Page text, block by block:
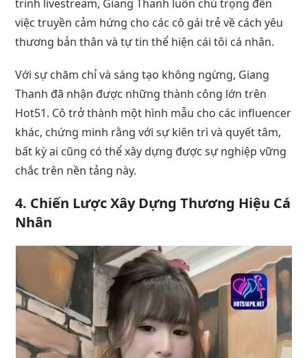
trình livestream, Giang Thanh luôn chú trọng đến
việc truyền cảm hứng cho các cô gái trẻ về cách yêu
thương bản thân và tự tin thể hiện cái tôi cá nhân.
Với sự chăm chỉ và sáng tạo không ngừng, Giang
Thanh đã nhận được những thành công lớn trên
Hot51. Cô trở thành một hình mẫu cho các influencer
khác, chứng minh rằng với sự kiên trì và quyết tâm,
bất kỳ ai cũng có thể xây dựng được sự nghiệp vững
chắc trên nền tảng này.
4. Chiến Lược Xây Dựng Thương Hiệu Cá
Nhân